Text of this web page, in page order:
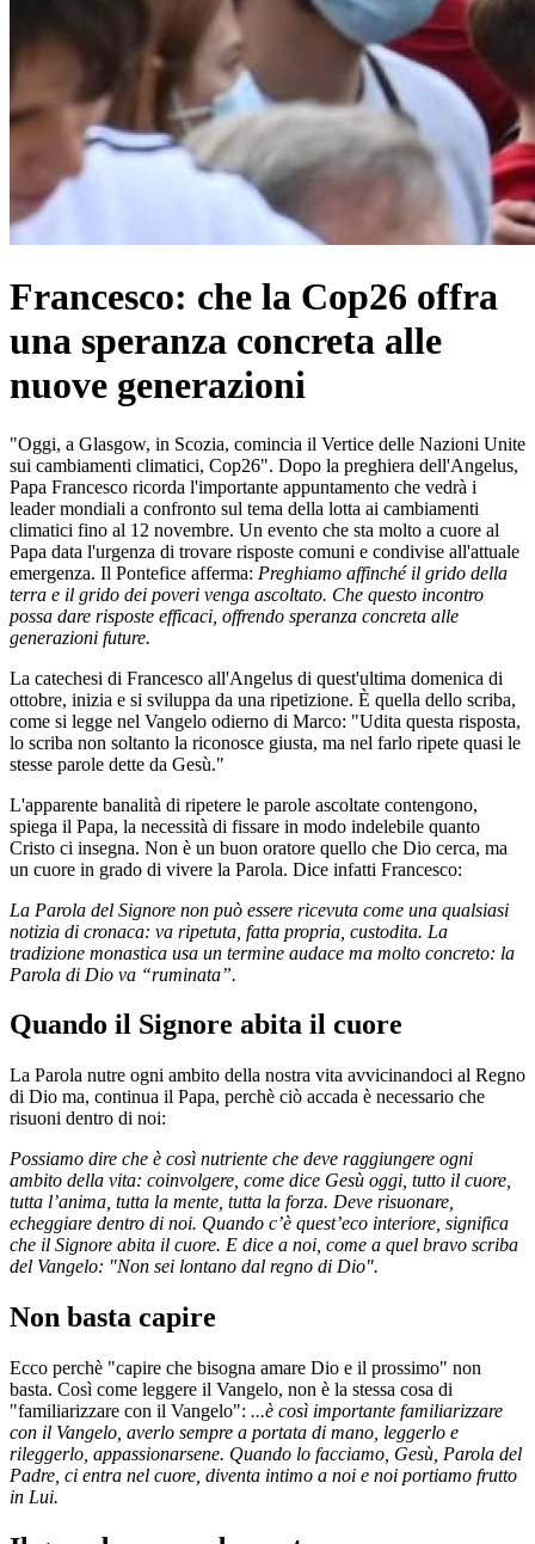
Francesco: che la Cop26 offra
una speranza concreta alle
nuove generazioni
"Oggi, a Glasgow, in Scozia, comincia il Vertice delle Nazioni Unite
sui cambiamenti climatici, Cop26". Dopo la preghiera dell'Angelus,
Papa Francesco ricorda l'importante appuntamento che vedrà i
leader mondiali a confronto sul tema della lotta ai cambiamenti
climatici fino al 12 novembre. Un evento che sta molto a cuore al
Papa data l'urgenza di trovare risposte comuni e condivise all'attuale
emergenza. Il Pontefice afferma: Preghiamo affinché il grido della
terra e il grido dei poveri venga ascoltato. Che questo incontro
possa dare risposte efficaci, offrendo speranza concreta alle
generazioni future.
La catechesi di Francesco all'Angelus di quest'ultima domenica di
ottobre, inizia e si sviluppa da una ripetizione. È quella dello scriba,
come si legge nel Vangelo odierno di Marco: "Udita questa risposta,
lo scriba non soltanto la riconosce giusta, ma nel farlo ripete quasi le
stesse parole dette da Gesù."
L'apparente banalità di ripetere le parole ascoltate contengono,
spiega il Papa, la necessità di fissare in modo indelebile quanto
Cristo ci insegna. Non è un buon oratore quello che Dio cerca, ma
un cuore in grado di vivere la Parola. Dice infatti Francesco:
La Parola del Signore non può essere ricevuta come una qualsiasi
notizia di cronaca: va ripetuta, fatta propria, custodita. La
tradizione monastica usa un termine audace ma molto concreto: la
Parola di Dio va “ruminata”.
Quando il Signore abita il cuore
La Parola nutre ogni ambito della nostra vita avvicinandoci al Regno
di Dio ma, continua il Papa, perchè ciò accada è necessario che
risuoni dentro di noi:
Possiamo dire che è così nutriente che deve raggiungere ogni
ambito della vita: coinvolgere, come dice Gesù oggi, tutto il cuore,
tutta l’anima, tutta la mente, tutta la forza. Deve risuonare,
echeggiare dentro di noi. Quando c’è quest’eco interiore, significa
che il Signore abita il cuore. E dice a noi, come a quel bravo scriba
del Vangelo: "Non sei lontano dal regno di Dio".
Non basta capire
Ecco perchè "capire che bisogna amare Dio e il prossimo" non
basta. Così come leggere il Vangelo, non è la stessa cosa di
"familiarizzare con il Vangelo": ...è così importante familiarizzare
con il Vangelo, averlo sempre a portata di mano, leggerlo e
rileggerlo, appassionarsene. Quando lo facciamo, Gesù, Parola del
Padre, ci entra nel cuore, diventa intimo a noi e noi portiamo frutto
in Lui.